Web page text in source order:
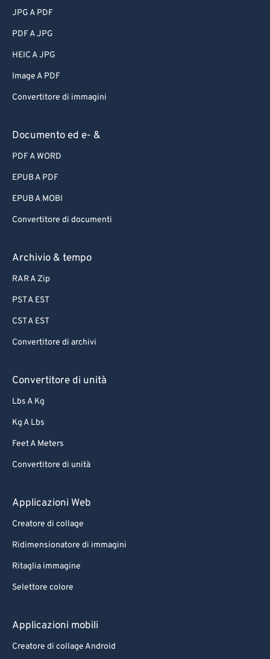
JPG A PDF
PDF A JPG
HEIC A JPG
Image A PDF
Convertitore di immagini
Documento ed e- &
PDF A WORD
EPUB A PDF
EPUB A MOBI
Convertitore di documenti
Archivio & tempo
RAR A Zip
PST A EST
CST A EST
Convertitore di archivi
Convertitore di unità
Lbs A Kg
Kg A Lbs
Feet A Meters
Convertitore di unità
Applicazioni Web
Creatore di collage
Ridimensionatore di immagini
Ritaglia immagine
Selettore colore
Applicazioni mobili
Creatore di collage Android